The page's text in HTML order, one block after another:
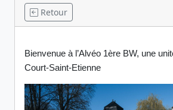
Retour
Bienvenue à l’Alvéo 1ère BW, une
Court-Saint-Etienne